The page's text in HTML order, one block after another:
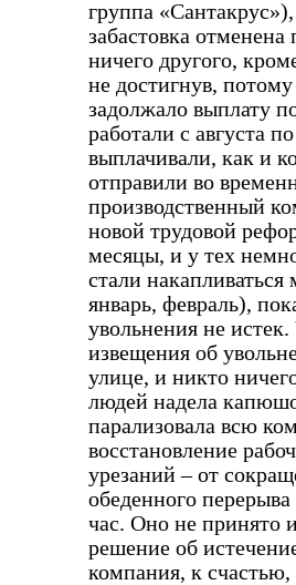
группа
забастовка
ничего другого,
не достигнув,
задолжало выплату
работали с августа
выплачивали, как и
отправили во
производственный
новой трудовой
месяцы, и у тех
стали
январь, февраль),
увольнения не
извещения об
улице, и никто
людей надела
парализовала всю
восстановление
урезаний – от
обеденного
час. Оно не принято
решение об
компания, к